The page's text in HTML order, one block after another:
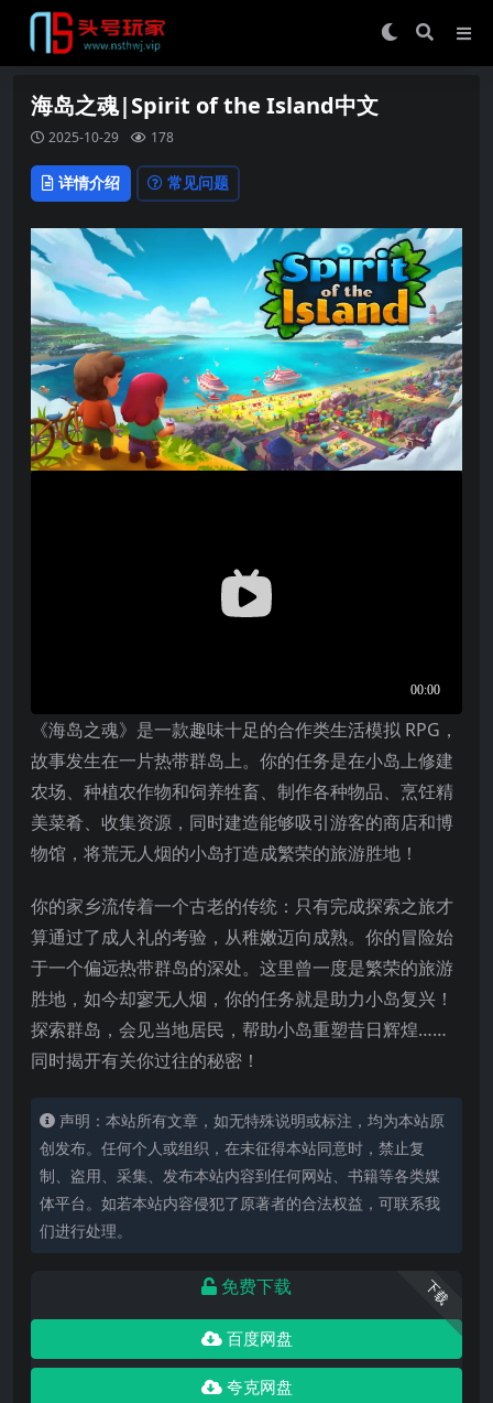
海岛之魂|Spirit of the Island中文
2025-10-29 178
详情介绍 常见问题
《海岛之魂》是一款趣味十足的合作类生活模拟 RPG，
故事发生在一片热带群岛上。你的任务是在小岛上修建
农场、种植农作物和饲养牲畜、制作各种物品、烹饪精
美菜肴、收集资源，同时建造能够吸引游客的商店和博
物馆，将荒无人烟的小岛打造成繁荣的旅游胜地！
你的家乡流传着一个古老的传统：只有完成探索之旅才
算通过了成人礼的考验，从稚嫩迈向成熟。你的冒险始
于一个偏远热带群岛的深处。这里曾一度是繁荣的旅游
胜地，如今却寥无人烟，你的任务就是助力小岛复兴！
探索群岛，会见当地居民，帮助小岛重塑昔日辉煌……
同时揭开有关你过往的秘密！
声明：本站所有文章，如无特殊说明或标注，均为本站原
创发布。任何个人或组织，在未征得本站同意时，禁止复
制、盗用、采集、发布本站内容到任何网站、书籍等各类媒
体平台。如若本站内容侵犯了原著者的合法权益，可联系我
们进行处理。
下载
免费下载
百度网盘
夸克网盘